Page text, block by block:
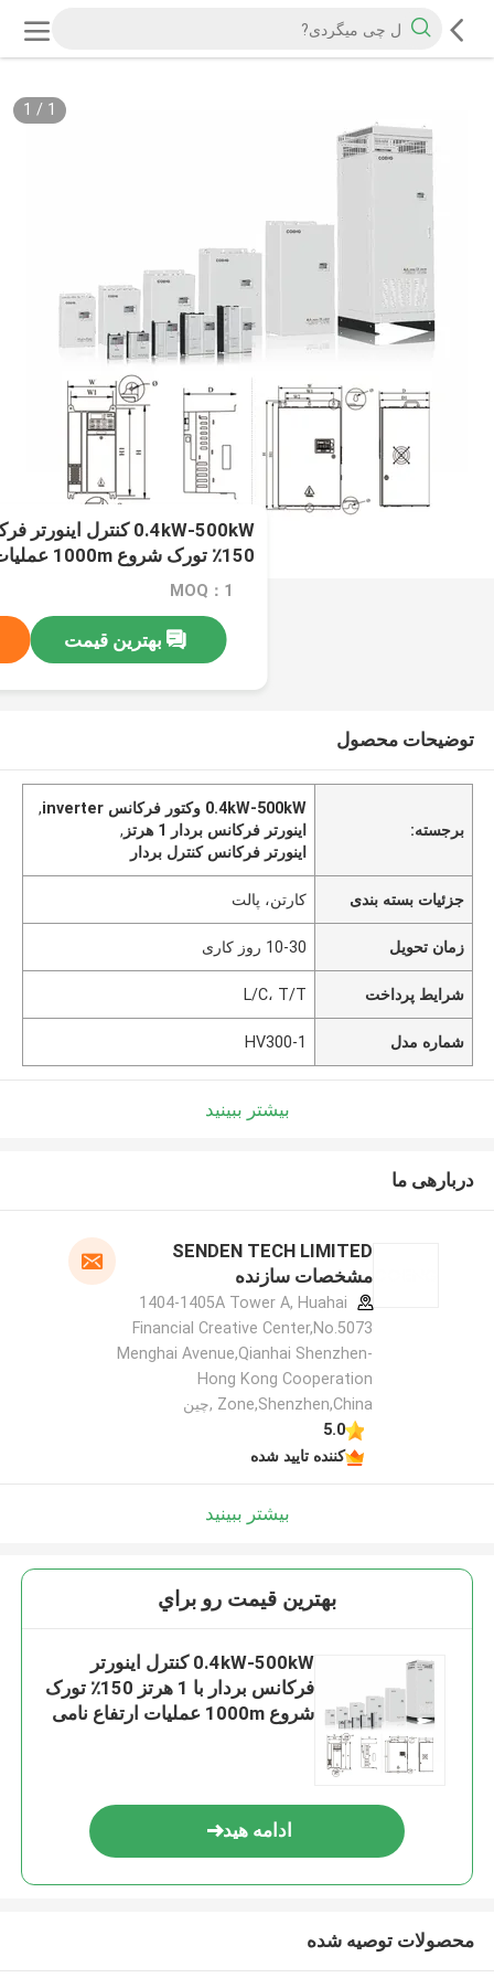
1
/
1
150٪ تورک شروع 1000m عملیات ارتفاع نامی
MOQ：1
بهترین قیمت
توضیحات محصول
برجسته:
0.4kW-500kW وکتور فرکانس inverter
,
اینورتر فرکانس بردار 1 هرتز
,
اینورتر فرکانس کنترل بردار
جزئیات بسته بندی کارتن، پالت
زمان تحویل 10-30 روز کاری
شرایط پرداخت L/C، T/T
شماره مدل HV300-1
بیشتر ببینید
دربارهی ما
SENDEN TECH LIMITED
مشخصات سازنده
1404-1405A Tower A, Huahai
Financial Creative Center,No.5073
Menghai Avenue,Qianhai Shenzhen-
Hong Kong Cooperation
Zone,Shenzhen,China ,چین
5.0
کننده تایید شده
بیشتر ببینید
بهترين قيمت رو براي
0.4kW-500kW کنترل اینورتر
فرکانس بردار با 1 هرتز 150٪ تورک
شروع 1000m عملیات ارتفاع نامی
ادامه هید
محصولات توصیه شده